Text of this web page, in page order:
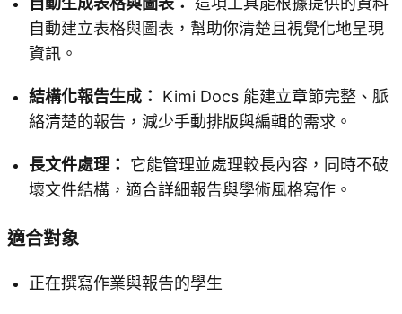
自動建立表格與圖表，幫助你清楚且視覺化地呈現
資訊。
結構化報告生成：
Kimi Docs 能建立章節完整、脈
絡清楚的報告，減少手動排版與編輯的需求。
長文件處理：
它能管理並處理較長內容，同時不破
壞文件結構，適合詳細報告與學術風格寫作。
適合對象
正在撰寫作業與報告的學生